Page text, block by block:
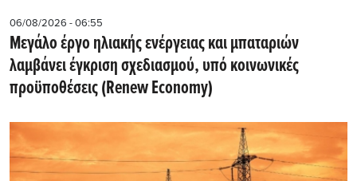
06/08/2026 - 06:55
Μεγάλο έργο ηλιακής ενέργειας και μπαταριών
λαμβάνει έγκριση σχεδιασμού, υπό κοινωνικές
προϋποθέσεις (Renew Economy)